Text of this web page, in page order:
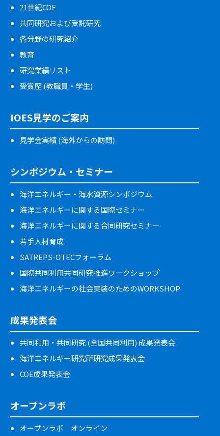
21世紀COE
共同研究および受託研究
各分野の研究紹介
教育
研究業績リスト
受賞歴 (教職員・学生)
IOES見学のご案内
見学会実績 (海外からの訪問)
シンポジウム・セミナー
海洋エネルギー・海水資源シンポジウム
海洋エネルギーに関する国際セミナー
海洋エネルギーに関する合同研究セミナー
若手人材育成
SATREPS-OTECフォーラム
国際共同利用共同研究推進ワークショップ
海洋エネルギーの社会実装のためのWORKSHOP
成果発表会
共同利用・共同研究 (全国共同利用) 成果発表会
海洋エネルギー研究所研究成果発表会
COE成果発表会
オープンラボ
オープンラボ オンライン